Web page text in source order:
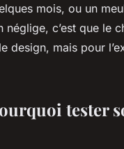
mois, ou un
c’est que le
design, mais pour
tester